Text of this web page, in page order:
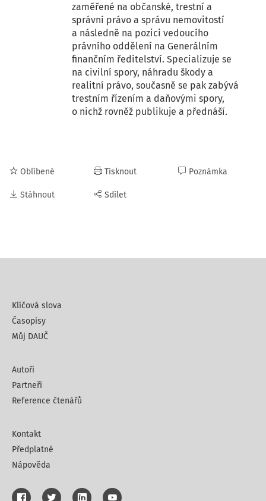
zaměřené na občanské, trestní a
správní právo a správu nemovitostí
a následně na pozici vedoucího
právního oddělení na Generálním
finančním ředitelství. Specializuje se
na civilní spory, náhradu škody a
realitní právo, současně se pak zabývá
trestním řízením a daňovými spory,
o nichž rovněž publikuje a přednáší.
Oblíbené
Stáhnout
Tisknout
Sdílet
Poznámka
Klíčová slova
Časopisy
Můj DAUČ
Autoři
Partneři
Reference čtenářů
Kontakt
Předplatné
Nápověda